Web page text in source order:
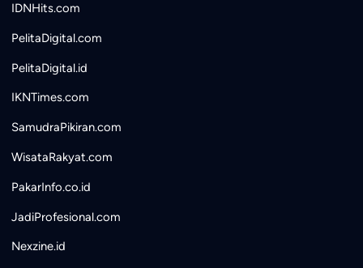
IDNHits.com
PelitaDigital.com
PelitaDigital.id
IKNTimes.com
SamudraPikiran.com
WisataRakyat.com
PakarInfo.co.id
JadiProfesional.com
Nexzine.id